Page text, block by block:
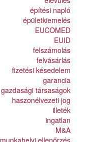
építési napló
épületkiemelés
EUCOMED
EUID
felszámolás
felvásárlás
fizetési késedelem
garancia
gazdasági társaságok
haszonélvezeti jog
illeték
ingatlan
M&A
munkahelyi ellenőrzés